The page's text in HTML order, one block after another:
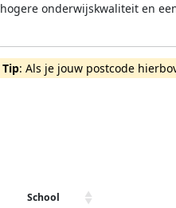
hogere onderwijskwaliteit en
Tip: Als je jouw postcode
School